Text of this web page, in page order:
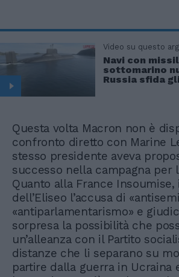
Video su questo
Navi con
sottomarino
Russia sfida
Questa volta Macron non è
confronto diretto con Marine
stesso presidente aveva
successo nella campagna per
Quanto alla France Insoumise,
dell’Eliseo l’accusa di
«antiparlamentarismo» e
sorpresa la possibilità che
un’alleanza con il Partito
distanze che li separano su
partire dalla guerra in Ucraina